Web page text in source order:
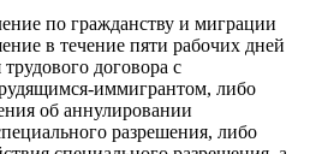
по гражданству и миграции
в течение пяти рабочих дней
договора с
иммигрантом, либо
об аннулировании
разрешения, либо